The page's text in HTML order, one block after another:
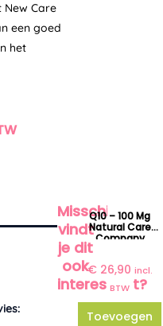
Care
een goed
het
Misschien
vindt
je dit
ook
interessant?
Q10 – 100 Mg
Natural Care
Company
€26,90 incl.
BTW
Toevoegen